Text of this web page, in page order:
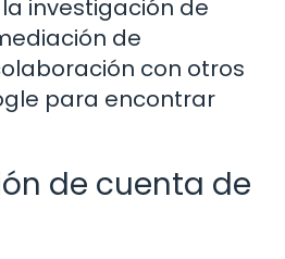
investigación de
de
con otros
para encontrar
de cuenta de